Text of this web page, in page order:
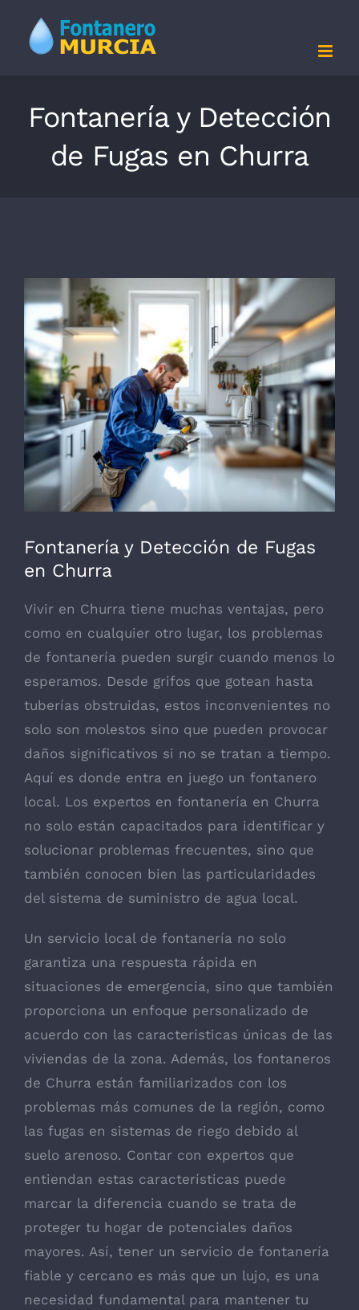
contenido
Fontanería y Detección
de Fugas en Churra
Ver
imagen
más
grande
Fontanería y Detección de Fugas
en Churra
Vivir en Churra tiene muchas ventajas, pero
como en cualquier otro lugar, los problemas
de fontanería pueden surgir cuando menos lo
esperamos. Desde grifos que gotean hasta
tuberías obstruidas, estos inconvenientes no
solo son molestos sino que pueden provocar
daños significativos si no se tratan a tiempo.
Aquí es donde entra en juego un fontanero
local. Los expertos en fontanería en Churra
no solo están capacitados para identificar y
solucionar problemas frecuentes, sino que
también conocen bien las particularidades
del sistema de suministro de agua local.
Un servicio local de fontanería no solo
garantiza una respuesta rápida en
situaciones de emergencia, sino que también
proporciona un enfoque personalizado de
acuerdo con las características únicas de las
viviendas de la zona. Además, los fontaneros
de Churra están familiarizados con los
problemas más comunes de la región, como
las fugas en sistemas de riego debido al
suelo arenoso. Contar con expertos que
entiendan estas características puede
marcar la diferencia cuando se trata de
proteger tu hogar de potenciales daños
mayores. Así, tener un servicio de fontanería
fiable y cercano es más que un lujo, es una
necesidad fundamental para mantener tu